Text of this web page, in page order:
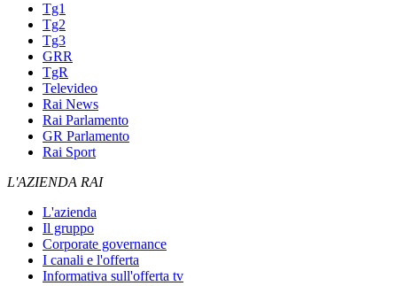
Tg1
Tg2
Tg3
GRR
TgR
Televideo
Rai News
Rai Parlamento
GR Parlamento
Rai Sport
L'AZIENDA RAI
L'azienda
Il gruppo
Corporate governance
I canali e l'offerta
Informativa sull'offerta tv